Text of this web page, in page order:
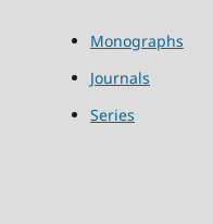
Monographs
Journals
Series